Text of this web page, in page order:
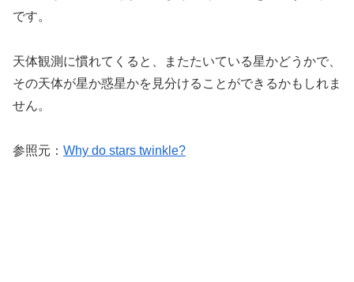
です。
天体観測に慣れてくると、またたいている星かどうかで、
その天体が星か惑星かを見分けることができるかもしれま
せん。
参照元： Why do stars twinkle?